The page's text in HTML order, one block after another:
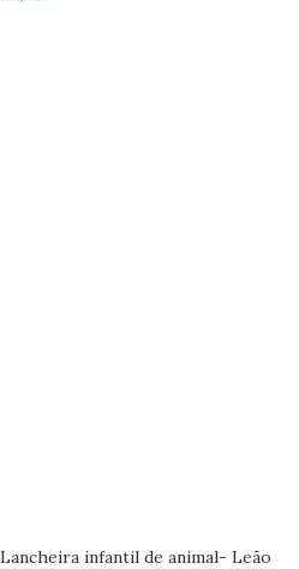
Lancheira infantil de animal- Leão